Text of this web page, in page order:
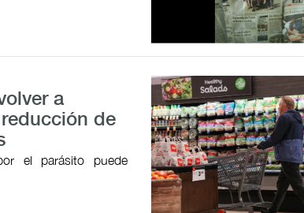
a
de
el parásito puede